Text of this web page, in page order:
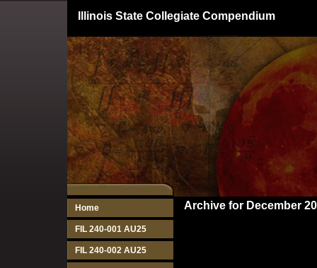
Illinois State Collegiate Compendium
Home
FIL 240-001 AU25
FIL 240-002 AU25
Archive for December